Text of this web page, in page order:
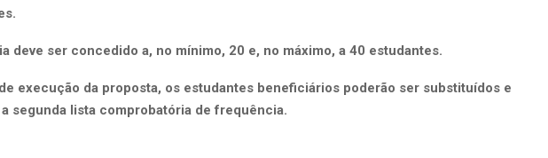
deve ser concedido a, no mínimo, 20 e, no máximo, a 40 estudantes.
execução da proposta, os estudantes beneficiários poderão ser substituídos e
segunda lista comprobatória de frequência.